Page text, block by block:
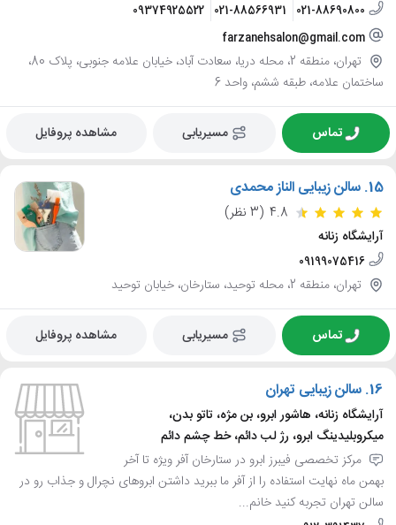
021-88690800
021-88566931
09374925522
farzanehsalon@gmail.com
تهران، منطقه 2، محله دریا، سعادت آباد، خیابان علامه جنوبی، پلاک 80،
ساختمان علامه، طبقه ششم، واحد 6
تماس مسیریابی مشاهده پروفایل
15. سالن زیبایی الناز محمدی
4.8 (3 نظر)
آرایشگاه زنانه
09199075416
تهران، منطقه 2، محله توحید، ستارخان، خیابان توحید
تماس مسیریابی مشاهده پروفایل
16. سالن زیبایی تهران
آرایشگاه زنانه، هاشور ابرو، بن مژه، تاتو بدن،
میکروبلیدینگ ابرو، رژ لب دائم، خط چشم دائم
مرکز تخصصی فیبرز ابرو در ستارخان آفر ویژه تا آخر
بهمن ماه نهایت استفاده را از آفر ما ببرید داشتن ابروهای نچرال و جذاب رو در
سالن تهران تجربه کنید خانم...